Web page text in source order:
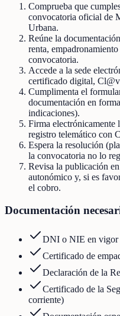
Comprueba que
convocatoria oficial de
Urbana.
Reúne la
renta,
convocatoria.
Accede a la sede
certificado digital,
Cumplimenta el
documentación en
indicaciones).
Firma electrónicamente
registro telemático con
Espera la resolución
la convocatoria no lo
Revisa la publicación
autonómico y, si es
el cobro.
Documentación
DNI o NIE en vigor
Certificado de
Declaración de la
Certificado de la
corriente)